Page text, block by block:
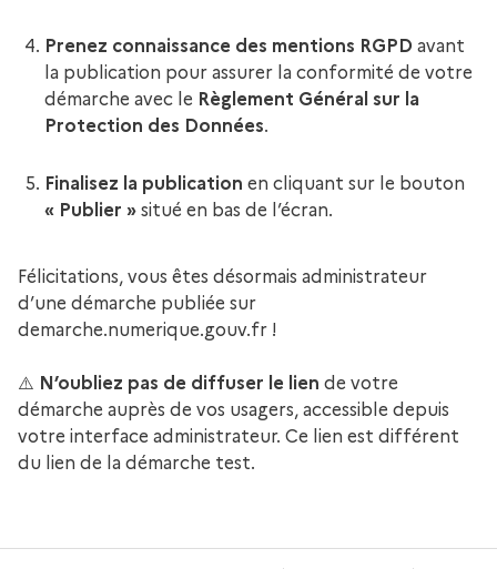
Prenez connaissance des mentions RGPD avant
la publication pour assurer la conformité de votre
démarche avec le Règlement Général sur la
Protection des Données.
Finalisez la publication en cliquant sur le bouton
« Publier » situé en bas de l’écran.
Félicitations, vous êtes désormais administrateur
d’une démarche publiée sur
demarche.numerique.gouv.fr !
⚠️ N’oubliez pas de diffuser le lien de votre
démarche auprès de vos usagers, accessible depuis
votre interface administrateur. Ce lien est différent
du lien de la démarche test.